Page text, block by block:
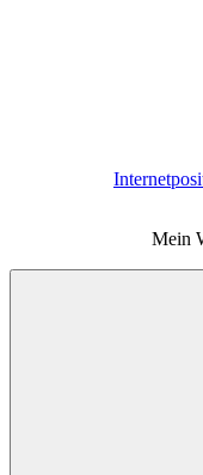
Mein